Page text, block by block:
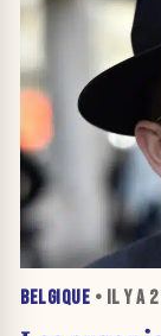
BELGIQUE • IL Y A